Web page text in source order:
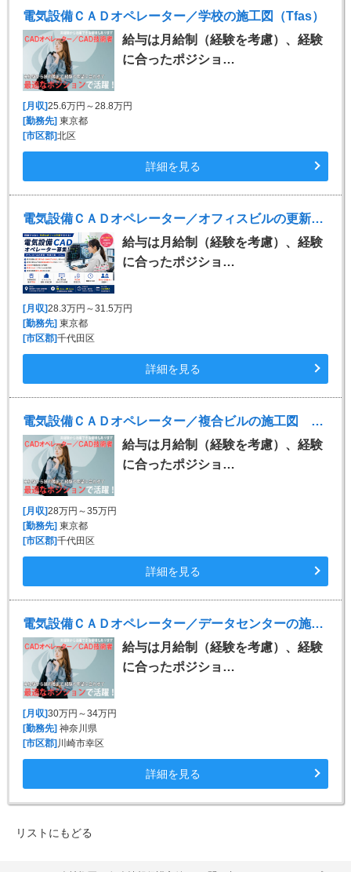
電気設備ＣＡＤオペレーター／学校の施工図（Tfas）
給与は月給制（経験を考慮）、経験
に合ったポジショ…
[月収]25.6万円～28.8万円
[勤務先]東京都
[市区郡]北区
詳細を見る
電気設備ＣＡＤオペレーター／オフィスビルの更新・修繕工事 ※Tfas
給与は月給制（経験を考慮）、経験
に合ったポジショ…
[月収]28.3万円～31.5万円
[勤務先]東京都
[市区郡]千代田区
詳細を見る
電気設備ＣＡＤオペレーター／複合ビルの施工図 ※Tfas
給与は月給制（経験を考慮）、経験
に合ったポジショ…
[月収]28万円～35万円
[勤務先]東京都
[市区郡]千代田区
詳細を見る
電気設備ＣＡＤオペレーター／データセンターの施工図 ※Tfas、Rebro
給与は月給制（経験を考慮）、経験
に合ったポジショ…
[月収]30万円～34万円
[勤務先]神奈川県
[市区郡]川崎市幸区
詳細を見る
リストにもどる